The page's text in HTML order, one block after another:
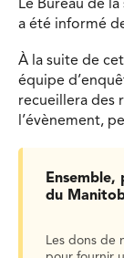
Le Bureau de
a été informé
À la suite de
équipe
recueillera des
l’évènement,
du
Les dons